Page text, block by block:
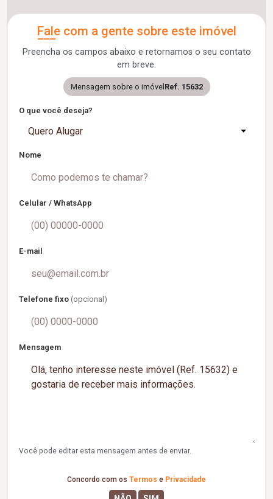
Fale com a gente sobre este imóvel
Preencha os campos abaixo e retornamos o seu contato
em breve.
Mensagem sobre o imóvelRef. 15632
O que você deseja?
Quero Alugar
Nome
Celular / WhatsApp
E-mail
Telefone fixo (opcional)
Mensagem
Você pode editar esta mensagem antes de enviar.
Concordo com os Termos e Privacidade